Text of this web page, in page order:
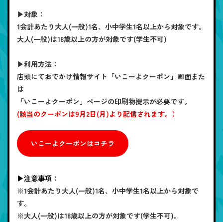
▶対象：
1会計あたり大人(一般)1名、小中学生1名以上から対象です。
大人(一般)は18歳以上の方が対象です(学生不可)
▶利用方法：
店頭にておでかけ情報サイト「いこーよクーポン」画面また
は
「いこーよクーポン」ページの印刷物提示が必要です。
(該当のクーポンは9月2日(月)より配信されます。）
いこーよクーポンはコチラ
▶注意事項：
※1会計あたり大人(一般)1名、小中学生1名以上から対象で
す。
※大人(一般)は18歳以上の方が対象です(学生不可)。